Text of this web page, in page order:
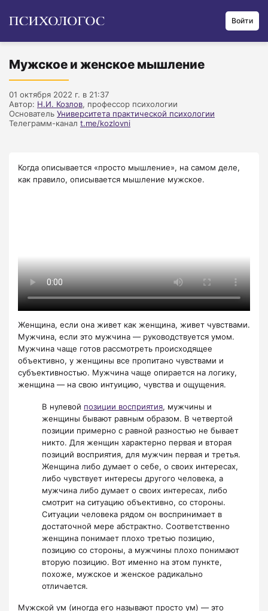
Войти
Мужское и женское мышление
01 октября 2022 г. в 21:37
Автор: Н.И. Козлов, профессор психологии
Основатель Университета практической психологии
Телеграмм-канал t.me/kozlovni
Когда описывается «просто мышление», на самом деле,
как правило, описывается мышление мужское.
Женщина, если она живет как женщина, живет чувствами.
Мужчина, если это мужчина — руководствуется умом.
Мужчина чаще готов рассмотреть происходящее
объективно, у женщины все пропитано чувствами и
субъективностью. Мужчина чаще опирается на логику,
женщина — на свою интуицию, чувства и ощущения.
В нулевой позиции восприятия, мужчины и
женщины бывают равным образом. В четвертой
позиции примерно с равной разностью не бывает
никто. Для женщин характерно первая и вторая
позиций восприятия, для мужчин первая и третья.
Женщина либо думает о себе, о своих интересах,
либо чувствует интересы другого человека, а
мужчина либо думает о своих интересах, либо
смотрит на ситуацию объективно, со стороны.
Ситуации человека рядом он воспринимает в
достаточной мере абстрактно. Соответственно
женщина понимает плохо третью позицию,
позицию со стороны, а мужчины плохо понимают
вторую позицию. Вот именно на этом пункте,
похоже, мужское и женское радикально
отличается.
Мужской ум (иногда его называют просто ум) — это